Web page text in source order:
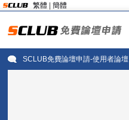
繁體 簡體
SCLUB免費論壇申請-使用者論壇